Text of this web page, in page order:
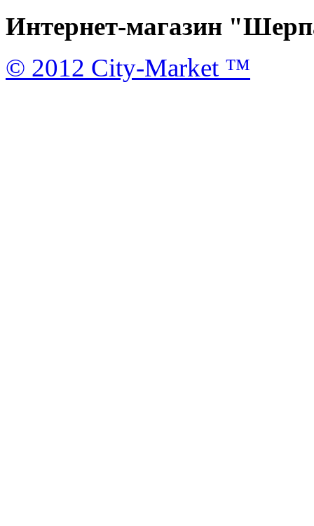
Интернет-магазин
© 2012 City-Market ™